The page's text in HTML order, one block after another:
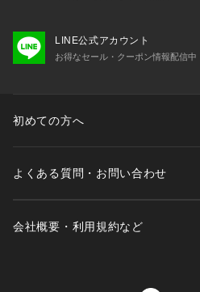
本体質量（重量） ：125g
刃 ：回転式1枚刃
消費電力 ：充電時：約1W
LINE公式アカウント
お得なセール・クーポン情報配信中
初めての方へ
よくある質問・お問い合わせ
会社概要・利用規約など